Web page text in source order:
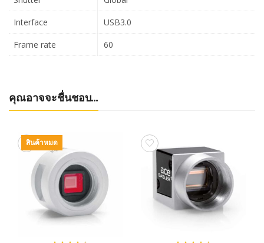
Interface
USB3.0
Frame rate
60
คุณอาจจะชื่นชอบ…
สินค้าหมด